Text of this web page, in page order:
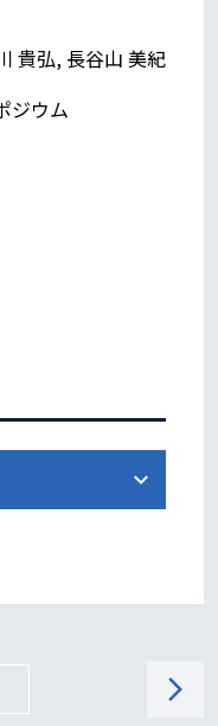
貴弘, 長谷山 美紀
ジウム
arrow_forward_ios